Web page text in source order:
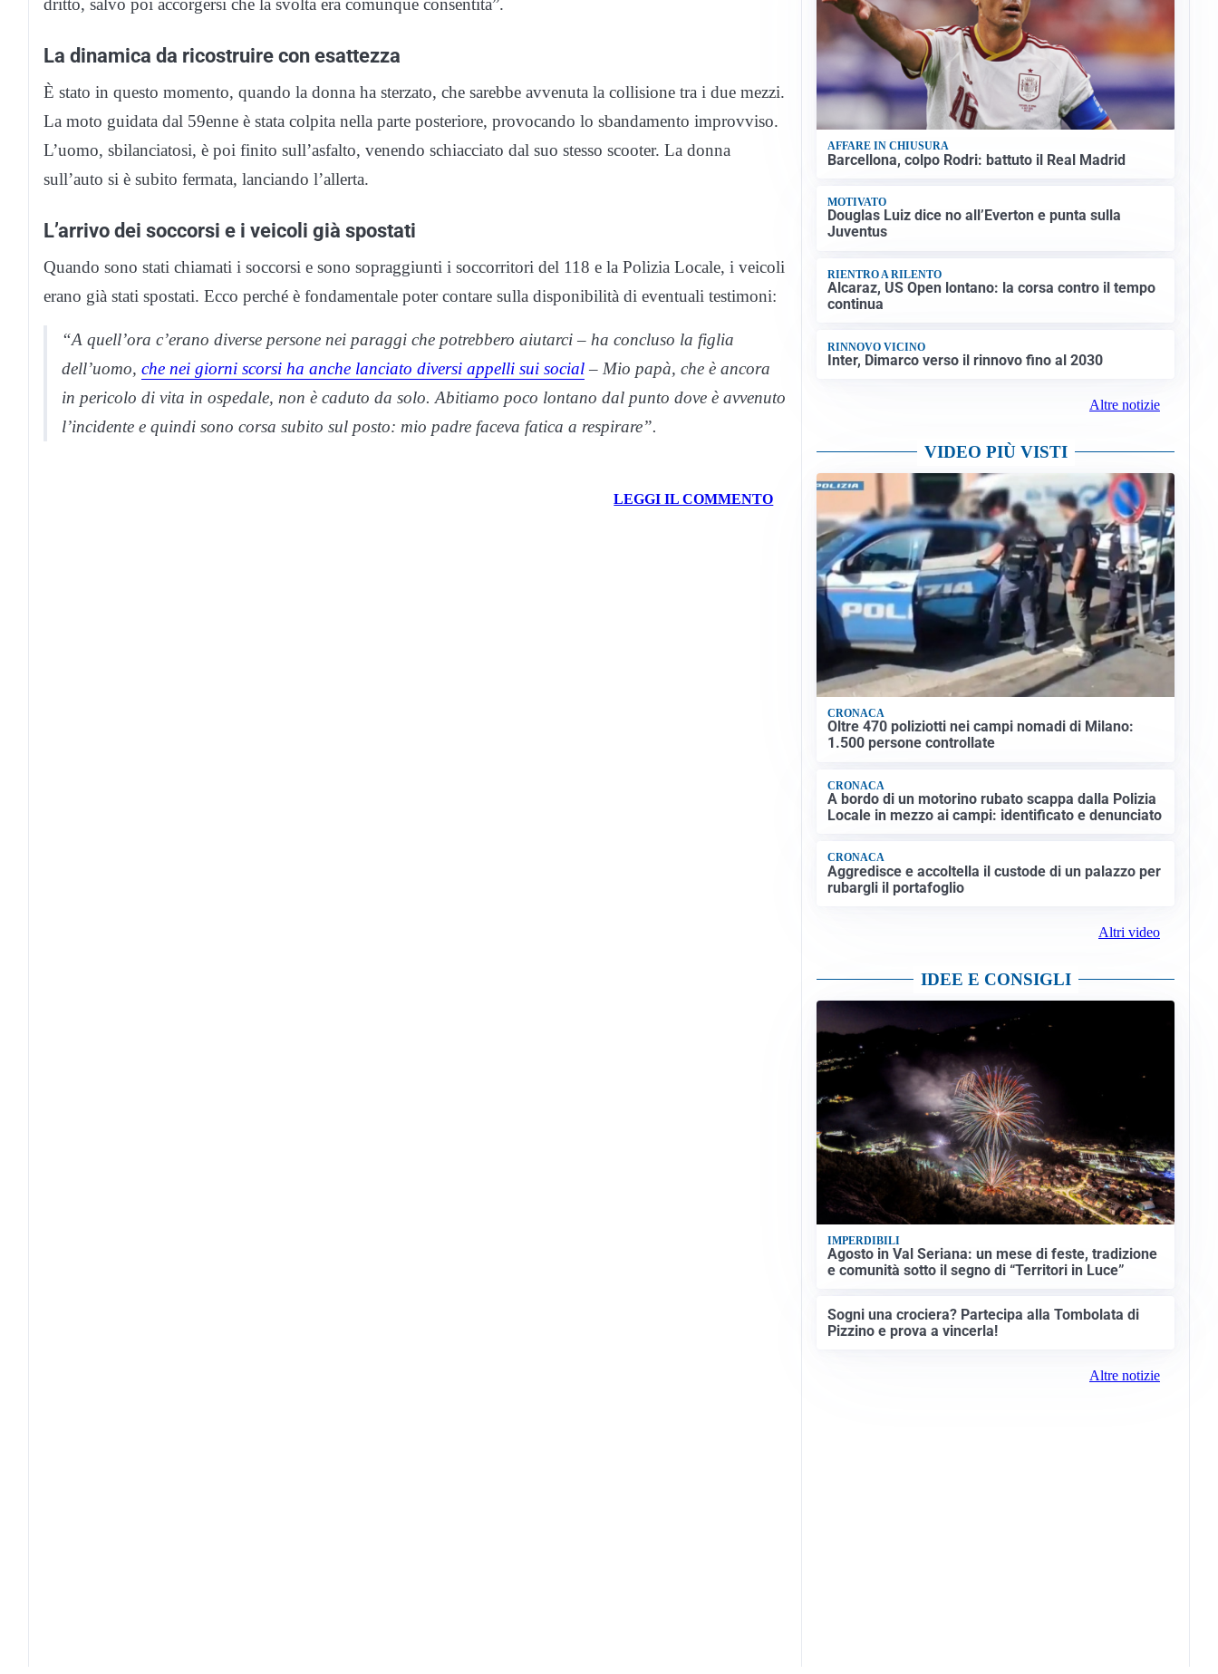
La dinamica da ricostruire con esattezza
È stato in questo momento, quando la donna ha sterzato, che sarebbe avvenuta la collisione tra i due mezzi.
La moto guidata dal 59enne è stata colpita nella parte posteriore, provocando lo sbandamento improvviso.
L’uomo, sbilanciatosi, è poi finito sull’asfalto, venendo schiacciato dal suo stesso scooter. La donna
sull’auto si è subito fermata, lanciando l’allerta.
L’arrivo dei soccorsi e i veicoli già spostati
Quando sono stati chiamati i soccorsi e sono sopraggiunti i soccorritori del 118 e la Polizia Locale, i veicoli
erano già stati spostati. Ecco perché è fondamentale poter contare sulla disponibilità di eventuali testimoni:
“A quell’ora c’erano diverse persone nei paraggi che potrebbero aiutarci – ha concluso la figlia
dell’uomo, che nei giorni scorsi ha anche lanciato diversi appelli sui social– Mio papà, che è ancora
in pericolo di vita in ospedale, non è caduto da solo. Abitiamo poco lontano dal punto dove è avvenuto
l’incidente e quindi sono corsa subito sul posto: mio padre faceva fatica a respirare”.
LEGGI IL COMMENTO
AFFARE IN CHIUSURA
Barcellona, colpo Rodri: battuto il Real Madrid
MOTIVATO
Douglas Luiz dice no all’Everton e punta sulla
Juventus
RIENTRO A RILENTO
Alcaraz, US Open lontano: la corsa contro il tempo
continua
RINNOVO VICINO
Inter, Dimarco verso il rinnovo fino al 2030
Altre notizie
VIDEO PIÙ VISTI
CRONACA
Oltre 470 poliziotti nei campi nomadi di Milano:
1.500 persone controllate
CRONACA
A bordo di un motorino rubato scappa dalla Polizia
Locale in mezzo ai campi: identificato e denunciato
CRONACA
Aggredisce e accoltella il custode di un palazzo per
rubargli il portafoglio
Altri video
IDEE E CONSIGLI
IMPERDIBILI
Agosto in Val Seriana: un mese di feste, tradizione
e comunità sotto il segno di “Territori in Luce”
Sogni una crociera? Partecipa alla Tombolata di
Pizzino e prova a vincerla!
Altre notizie